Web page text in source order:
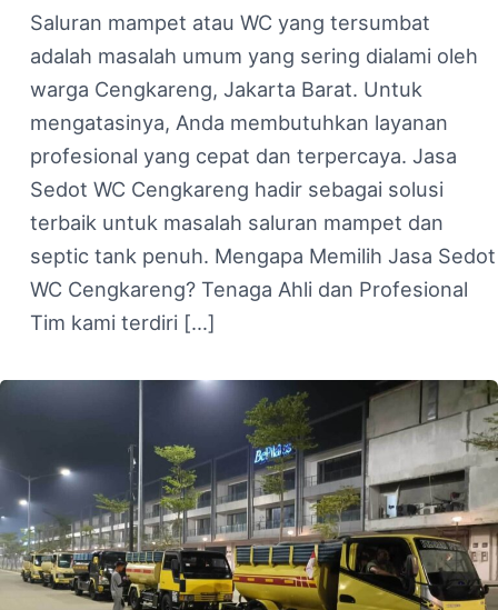
Saluran mampet atau WC yang tersumbat
adalah masalah umum yang sering dialami oleh
warga Cengkareng, Jakarta Barat. Untuk
mengatasinya, Anda membutuhkan layanan
profesional yang cepat dan terpercaya. Jasa
Sedot WC Cengkareng hadir sebagai solusi
terbaik untuk masalah saluran mampet dan
septic tank penuh. Mengapa Memilih Jasa Sedot
WC Cengkareng? Tenaga Ahli dan Profesional
Tim kami terdiri […]